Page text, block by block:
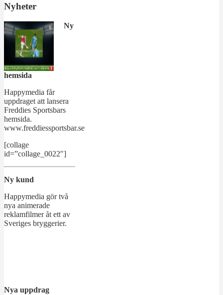
Nyheter
Ny
hemsida
Happymedia får
uppdraget att lansera
Freddies Sportsbars
hemsida.
www.freddiessportsbar.se
[collage
id=”collage_0022″]
Ny kund
Happymedia gör två
nya animerade
reklamfilmer åt ett av
Sveriges bryggerier.
Nya uppdrag